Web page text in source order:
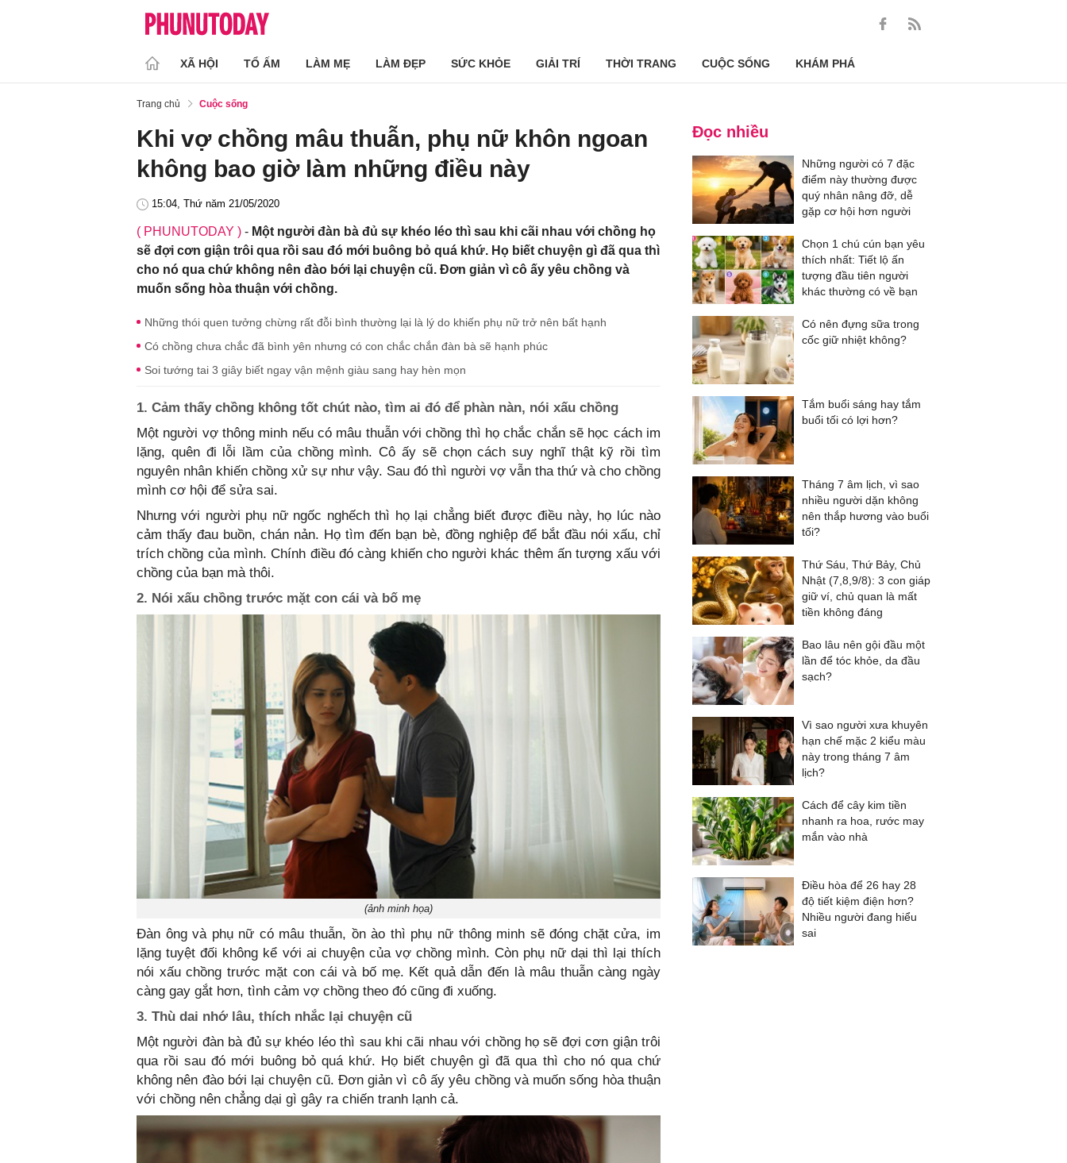
XÃ HỘI TỔ ẤM LÀM MẸ LÀM ĐẸP SỨC KHỎE GIẢI TRÍ THỜI TRANG CUỘC SỐNG KHÁM PHÁ
Trang chủ Cuộc sống
Khi vợ chồng mâu thuẫn, phụ nữ khôn ngoan
không bao giờ làm những điều này
15:04, Thứ năm 21/05/2020
( PHUNUTODAY ) - Một người đàn bà đủ sự khéo léo thì sau khi cãi nhau với chồng họ
sẽ đợi cơn giận trôi qua rồi sau đó mới buông bỏ quá khứ. Họ biết chuyện gì đã qua thì
cho nó qua chứ không nên đào bới lại chuyện cũ. Đơn giản vì cô ấy yêu chồng và
muốn sống hòa thuận với chồng.
Những thói quen tưởng chừng rất đỗi bình thường lại là lý do khiến phụ nữ trở nên bất hạnh
Có chồng chưa chắc đã bình yên nhưng có con chắc chắn đàn bà sẽ hạnh phúc
Soi tướng tai 3 giây biết ngay vận mệnh giàu sang hay hèn mọn
1. Cảm thấy chồng không tốt chút nào, tìm ai đó để phàn nàn, nói xấu chồng
Một người vợ thông minh nếu có mâu thuẫn với chồng thì họ chắc chắn sẽ học cách im
lặng, quên đi lỗi lầm của chồng mình. Cô ấy sẽ chọn cách suy nghĩ thật kỹ rồi tìm
nguyên nhân khiến chồng xử sự như vậy. Sau đó thì người vợ vẫn tha thứ và cho chồng
mình cơ hội để sửa sai.
Nhưng với người phụ nữ ngốc nghếch thì họ lại chẳng biết được điều này, họ lúc nào
cảm thấy đau buồn, chán nản. Họ tìm đến bạn bè, đồng nghiệp để bắt đầu nói xấu, chỉ
trích chồng của mình. Chính điều đó càng khiến cho người khác thêm ấn tượng xấu với
chồng của bạn mà thôi.
2. Nói xấu chồng trước mặt con cái và bố mẹ
(ảnh minh họa)
Đàn ông và phụ nữ có mâu thuẫn, ồn ào thì phụ nữ thông minh sẽ đóng chặt cửa, im
lặng tuyệt đối không kể với ai chuyện của vợ chồng mình. Còn phụ nữ dại thì lại thích
nói xấu chồng trước mặt con cái và bố mẹ. Kết quả dẫn đến là mâu thuẫn càng ngày
càng gay gắt hơn, tình cảm vợ chồng theo đó cũng đi xuống.
3. Thù dai nhớ lâu, thích nhắc lại chuyện cũ
Một người đàn bà đủ sự khéo léo thì sau khi cãi nhau với chồng họ sẽ đợi cơn giận trôi
qua rồi sau đó mới buông bỏ quá khứ. Họ biết chuyện gì đã qua thì cho nó qua chứ
không nên đào bới lại chuyện cũ. Đơn giản vì cô ấy yêu chồng và muốn sống hòa thuận
với chồng nên chẳng dại gì gây ra chiến tranh lạnh cả.
Đọc nhiều
Những người có 7 đặc
điểm này thường được
quý nhân nâng đỡ, dễ
gặp cơ hội hơn người
Chọn 1 chú cún bạn yêu
thích nhất: Tiết lộ ấn
tượng đầu tiên người
khác thường có về bạn
Có nên đựng sữa trong
cốc giữ nhiệt không?
Tắm buổi sáng hay tắm
buổi tối có lợi hơn?
Tháng 7 âm lịch, vì sao
nhiều người dặn không
nên thắp hương vào buổi
tối?
Thứ Sáu, Thứ Bảy, Chủ
Nhật (7,8,9/8): 3 con giáp
giữ ví, chủ quan là mất
tiền không đáng
Bao lâu nên gội đầu một
lần để tóc khỏe, da đầu
sạch?
Vì sao người xưa khuyên
hạn chế mặc 2 kiểu màu
này trong tháng 7 âm
lịch?
Cách để cây kim tiền
nhanh ra hoa, rước may
mắn vào nhà
Điều hòa để 26 hay 28
độ tiết kiệm điện hơn?
Nhiều người đang hiểu
sai